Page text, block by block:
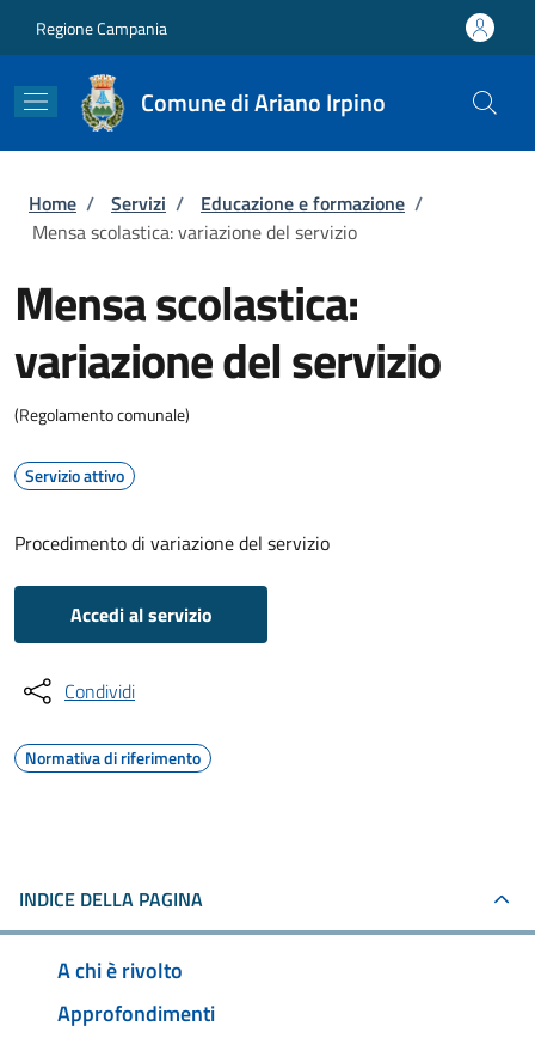
Regione Campania
Comune di Ariano Irpino
Briciole di pane
Home / Servizi / Educazione e formazione /
Mensa scolastica: variazione del servizio
Mensa scolastica:
variazione del servizio
(Regolamento comunale)
Servizio attivo
Procedimento di variazione del servizio
Accedi al servizio
Condividi
Normativa di riferimento
INDICE DELLA PAGINA
A chi è rivolto
Approfondimenti